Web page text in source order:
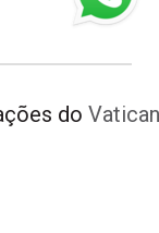
do